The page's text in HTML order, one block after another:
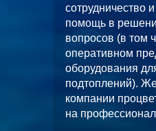
искренне
качественное и
выполнение
строительстве
«ЦФКиС СЗАО
Москомспорта.